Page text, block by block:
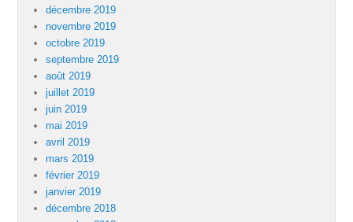
décembre 2019
novembre 2019
octobre 2019
septembre 2019
août 2019
juillet 2019
juin 2019
mai 2019
avril 2019
mars 2019
février 2019
janvier 2019
décembre 2018